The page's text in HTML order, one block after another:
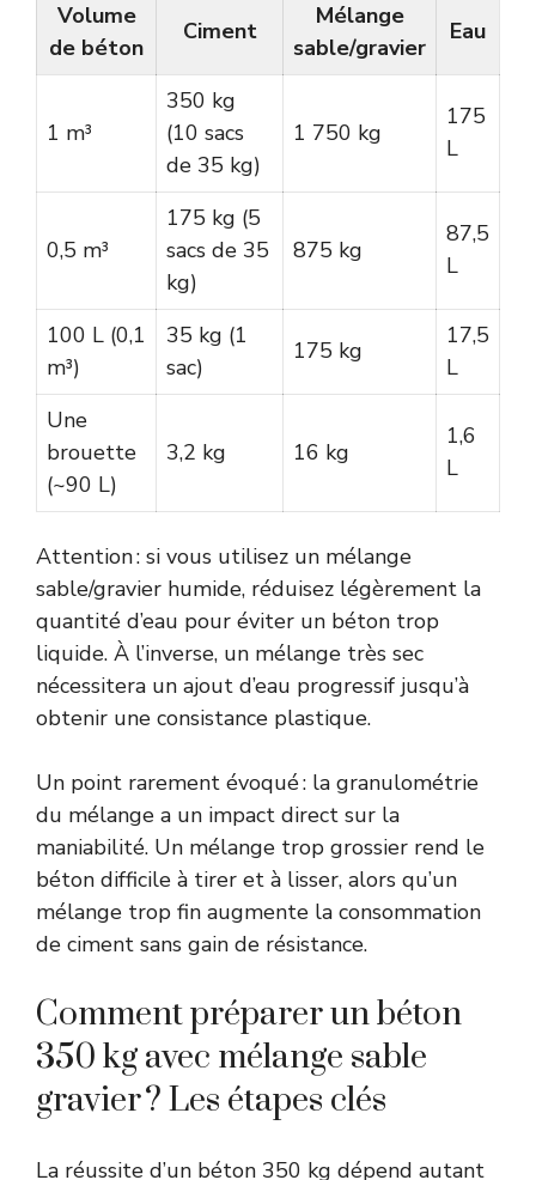
Volume
de béton
Ciment
Mélange
sable/gravier
Eau
1 m³
350 kg
(10 sacs
de 35 kg)
1 750 kg
175
L
0,5 m³
175 kg (5
sacs de 35
kg)
875 kg
87,5
L
100 L (0,1
m³)
35 kg (1
sac)
175 kg
17,5
L
Une
brouette
(~90 L)
3,2 kg 16 kg
1,6
L
Attention : si vous utilisez un mélange
sable/gravier humide, réduisez légèrement la
quantité d’eau pour éviter un béton trop
liquide. À l’inverse, un mélange très sec
nécessitera un ajout d’eau progressif jusqu’à
obtenir une consistance plastique.
Un point rarement évoqué : la granulométrie
du mélange a un impact direct sur la
maniabilité. Un mélange trop grossier rend le
béton difficile à tirer et à lisser, alors qu’un
mélange trop fin augmente la consommation
de ciment sans gain de résistance.
Comment préparer un béton
350 kg avec mélange sable
gravier ? Les étapes clés
La réussite d’un béton 350 kg dépend autant